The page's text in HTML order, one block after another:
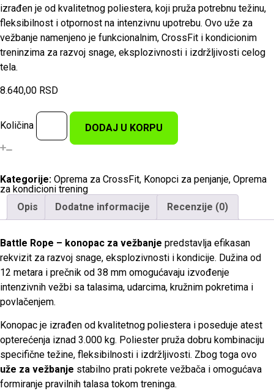
izrađen je od kvalitetnog poliestera, koji pruža potrebnu težinu,
fleksibilnost i otpornost na intenzivnu upotrebu. Ovo uže za
vežbanje namenjeno je funkcionalnim, CrossFit i kondicionim
treninzima za razvoj snage, eksplozivnosti i izdržljivosti celog
tela.
8.640,00 RSD
Količina DODAJ U KORPU
Kategorije: Oprema za CrossFit, Konopci za penjanje, Oprema
za kondicioni trening
Opis
Dodatne informacije Recenzije (0)
Battle Rope – konopac za vežbanje predstavlja efikasan
rekvizit za razvoj snage, eksplozivnosti i kondicije. Dužina od
12 metara i prečnik od 38 mm omogućavaju izvođenje
intenzivnih vežbi sa talasima, udarcima, kružnim pokretima i
povlačenjem.
Konopac je izrađen od kvalitetnog poliestera i poseduje atest
opterećenja iznad 3.000 kg. Poliester pruža dobru kombinaciju
specifične težine, fleksibilnosti i izdržljivosti. Zbog toga ovo
uže za vežbanje stabilno prati pokrete vežbača i omogućava
formiranje pravilnih talasa tokom treninga.